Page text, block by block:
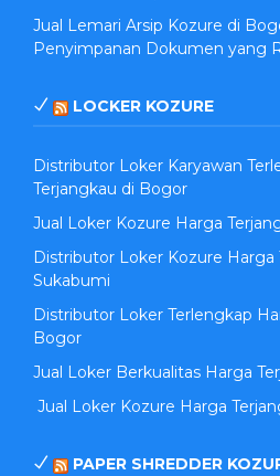
Jual Lemari Arsip Kozure di
Penyimpanan Dokumen yang
LOCKER KOZURE
Distributor Loker Karyawan
Terjangkau di Bogor
Jual Loker Kozure Harga
Distributor Loker Kozure Harga
Sukabumi
Distributor Loker Terlengkap
Bogor
Jual Loker Berkualitas Harga
Jual Loker Kozure Harga
PAPER SHREDDER